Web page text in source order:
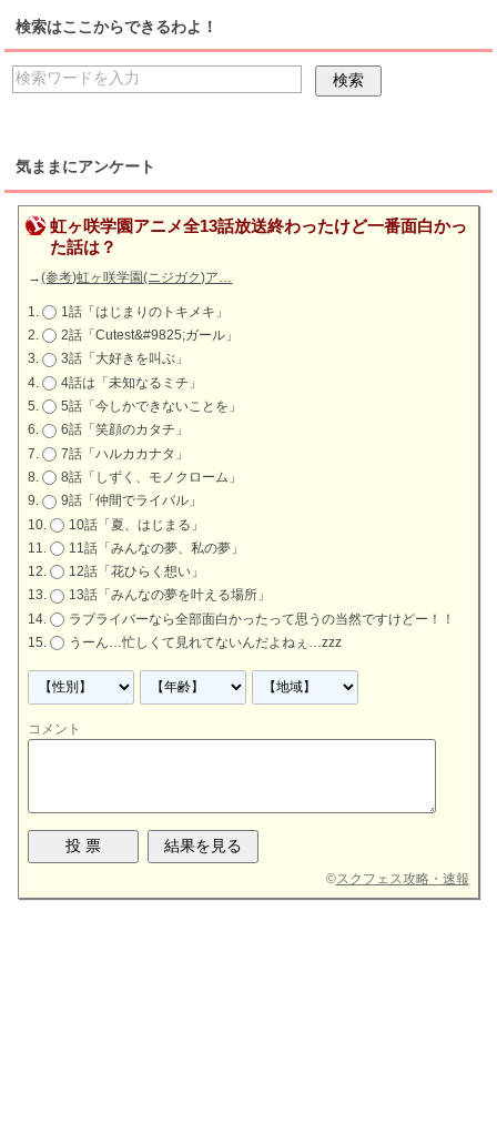
検索はここからできるわよ！
気ままにアンケート
虹ヶ咲学園アニメ全13話放送終わったけど一番面白かっ
た話は？
→(参考)虹ヶ咲学園(ニジガク)ア…
1話「はじまりのトキメキ」
2話「Cutest&#9825;ガール」
3話「大好きを叫ぶ」
4話は「未知なるミチ」
5話「今しかできないことを」
6話「笑顔のカタチ」
7話「ハルカカナタ」
8話「しずく、モノクローム」
9話「仲間でライバル」
10話「夏、はじまる」
11話「みんなの夢、私の夢」
12話「花ひらく想い」
13話「みんなの夢を叶える場所」
ラブライバーなら全部面白かったって思うの当然ですけどー！！
うーん…忙しくて見れてないんだよねぇ…zzz
コメント
©スクフェス攻略・速報